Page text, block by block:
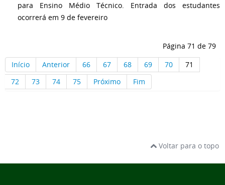
para Ensino Médio Técnico. Entrada dos estudantes
ocorrerá em 9 de fevereiro
Página 71 de 79
Início
Anterior 66 67 68 69 70
71
72
73 74 75 Próximo Fim
Voltar para o topo